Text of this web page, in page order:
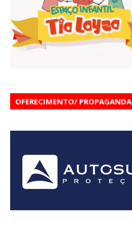
OFERECIMENTO/ PROPAGANDA